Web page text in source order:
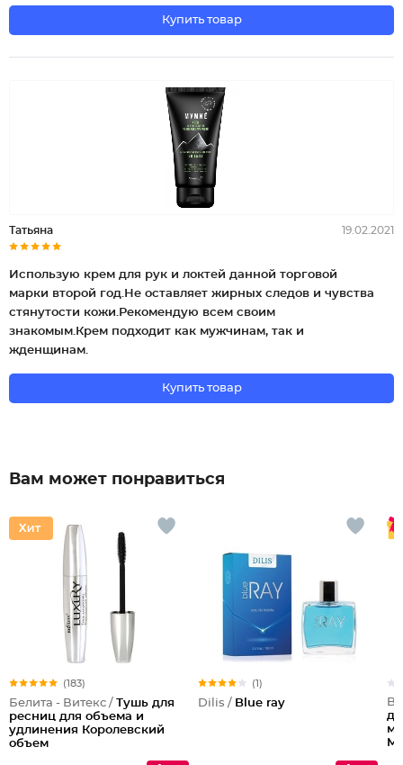
Купить товар
Татьяна 19.02.2021
Использую крем для рук и локтей данной торговой
марки второй год.Не оставляет жирных следов и чувства
стянутости кожи.Рекомендую всем своим
знакомым.Крем подходит как мужчинам, так и
жденщинам.
Купить товар
Вам может понравиться
(183)
Белита - Витекс / Тушь для
ресниц для объема и
удлинения Королевский
объем
(1)
Dilis / Blue ray